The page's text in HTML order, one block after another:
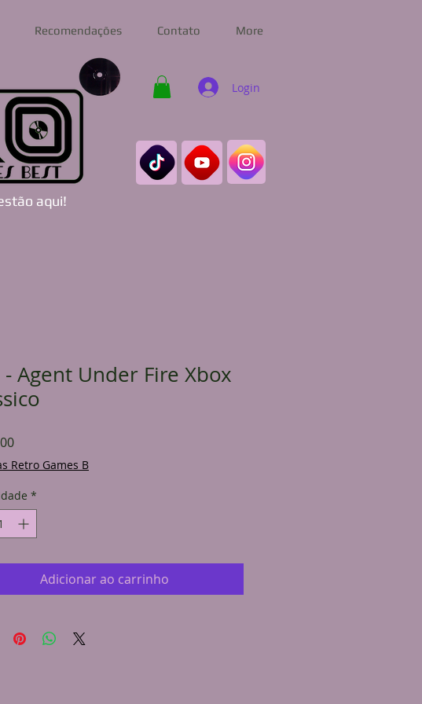
Recomendações Contato More
Login
aqui!
- Agent Under Fire Xbox
Preço
Retro Games B
*
Adicionar ao carrinho